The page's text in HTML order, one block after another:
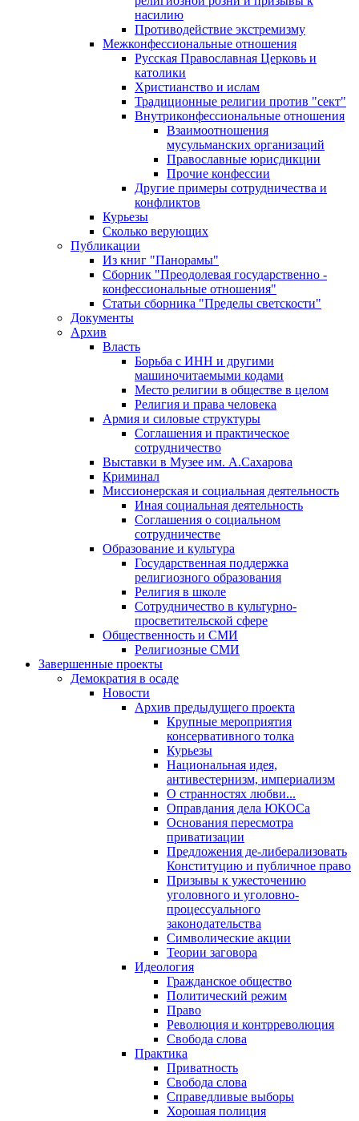
насилию
Противодействие экстремизму
Межконфессиональные отношения
Русская Православная Церковь и
католики
Христианство и ислам
Традиционные религии против "сект"
Внутриконфессиональные отношения
Взаимоотношения
мусульманских организаций
Православные юрисдикции
Прочие конфессии
Другие примеры сотрудничества и
конфликтов
Курьезы
Сколько верующих
Публикации
Из книг "Панорамы"
Сборник "Преодолевая государственно -
конфессиональные отношения"
Статьи сборника "Пределы светскости"
Документы
Архив
Власть
Борьба с ИНН и другими
машиночитаемыми кодами
Место религии в обществе в целом
Религия и права человека
Армия и силовые структуры
Соглашения и практическое
сотрудничество
Выставки в Музее им. А.Сахарова
Криминал
Миссионерская и социальная деятельность
Иная социальная деятельность
Соглашения о социальном
сотрудничестве
Образование и культура
Государственная поддержка
религиозного образования
Религия в школе
Сотрудничество в культурно-
просветительской сфере
Общественность и СМИ
Религиозные СМИ
Завершенные проекты
Демократия в осаде
Новости
Архив предыдущего проекта
Крупные мероприятия
консервативного толка
Курьезы
Национальная идея,
антивестернизм, империализм
О странностях любви...
Оправдания дела ЮКОСа
Основания пересмотра
приватизации
Предложения де-либерализовать
Конституцию и публичное право
Призывы к ужесточению
уголовного и уголовно-
процессуального
законодательства
Символические акции
Теории заговора
Идеология
Гражданское общество
Политический режим
Право
Революция и контрреволюция
Свобода слова
Практика
Приватность
Свобода слова
Справедливые выборы
Хорошая полиция